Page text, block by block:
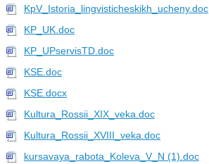
KpV_Istoria_lingvisticheskikh_ucheny.doc
KP_UK.doc
KP_UPservisTD.doc
KSE.doc
KSE.docx
Kultura_Rossii_XIX_veka.doc
Kultura_Rossii_XVIII_veka.doc
kursavaya_rabota_Koleva_V_N (1).doc